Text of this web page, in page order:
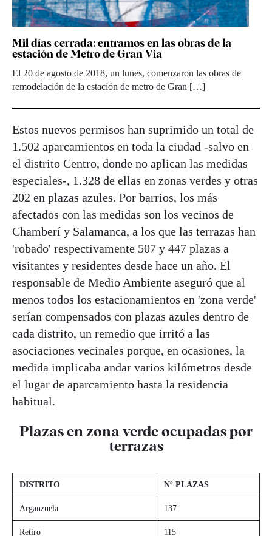
Mil días cerrada: entramos en las obras de la
estación de Metro de Gran Vía
El 20 de agosto de 2018, un lunes, comenzaron las obras de
remodelación de la estación de metro de Gran […]
Estos nuevos permisos han suprimido un total de
1.502 aparcamientos en toda la ciudad -salvo en
el distrito Centro, donde no aplican las medidas
especiales-, 1.328 de ellas en zonas verdes y otras
202 en plazas azules. Por barrios, los más
afectados con las medidas son los vecinos de
Chamberí y Salamanca, a los que las terrazas han
'robado' respectivamente 507 y 447 plazas a
visitantes y residentes desde hace un año. El
responsable de Medio Ambiente aseguró que al
menos todos los estacionamientos en 'zona verde'
serían compensados con plazas azules dentro de
cada distrito, un remedio que irritó a las
asociaciones vecinales porque, en ocasiones, la
medida implicaba andar varios kilómetros desde
el lugar de aparcamiento hasta la residencia
habitual.
Plazas en zona verde ocupadas por
terrazas
DISTRITO Nº PLAZAS
Arganzuela 137
Retiro 115